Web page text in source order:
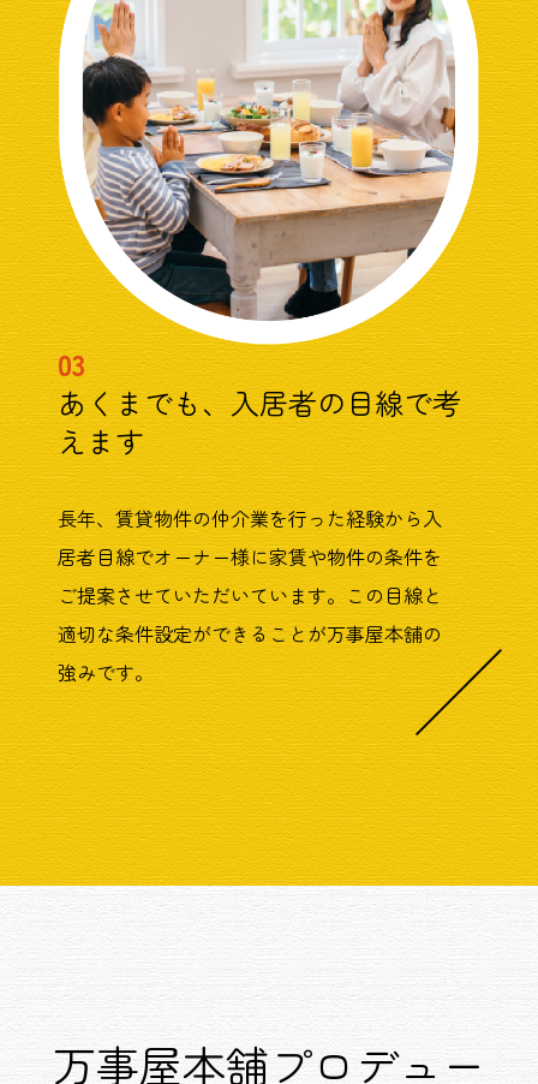
03
あくまでも、入居者の目線で考
えます
長年、賃貸物件の仲介業を行った経験から入
居者目線でオーナー様に家賃や物件の条件を
ご提案させていただいています。この目線と
適切な条件設定ができることが万事屋本舗の
強みです。
万事屋本舗プロデュー